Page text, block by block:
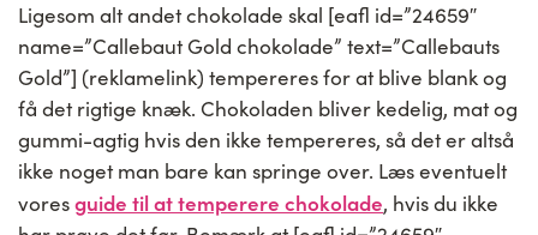
Ligesom alt andet chokolade skal [eafl id=”24659″
name=”Callebaut Gold chokolade” text=”Callebauts
Gold”] (reklamelink) tempereres for at blive blank og
få det rigtige knæk. Chokoladen bliver kedelig, mat og
gummi-agtig hvis den ikke tempereres, så det er altså
ikke noget man bare kan springe over. Læs eventuelt
voresguide til at temperere chokolade, hvis du ikke